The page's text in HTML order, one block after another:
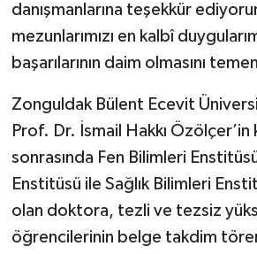
danışmanlarına teşekkür
mezunlarımızı en kalbî
başarılarının daim olmasını
Zonguldak Bülent Ecevit
Prof. Dr. İsmail Hakkı Özölçer’in
sonrasında Fen Bilimleri
Enstitüsü ile Sağlık Bilimleri
olan doktora, tezli ve tezsiz
öğrencilerinin belge takdim